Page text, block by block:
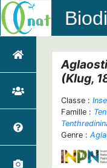
(Klug,
Classe :
Famille :
Genre :